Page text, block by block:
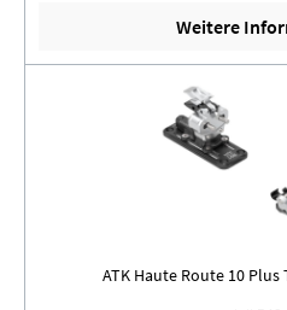
Weitere
ATK Haute Route 10